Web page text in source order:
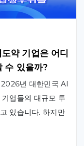
어디
수 있을까?
년 대한민국 AI
업들의 대규모 투
있습니다. 하지만